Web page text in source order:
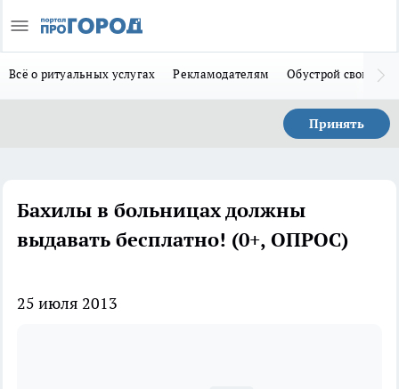
Всё о ритуальных услугах Рекламодателям Обустрой свой дом
Принять
Бахилы в больницах должны
выдавать бесплатно! (0+, ОПРОС)
25 июля 2013